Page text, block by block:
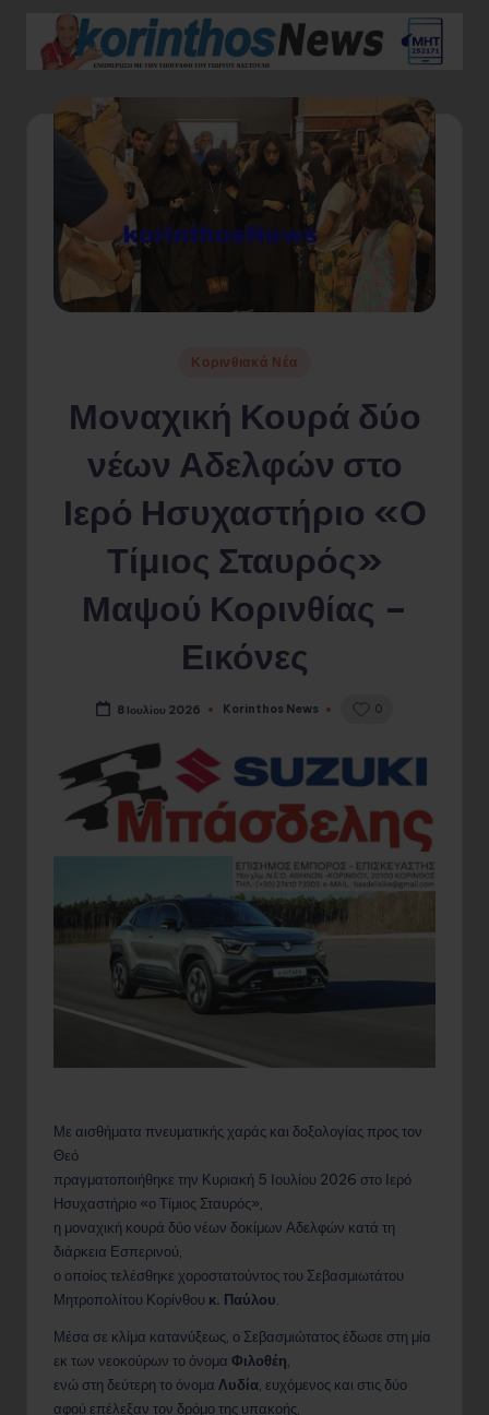
Μοναχική Κουρά δύο
νέων Αδελφών στο
Ιερό Ησυχαστήριο «Ο
Τίμιος Σταυρός»
Μαψού Κορινθίας –
Εικόνες
Με αισθήματα πνευματικής χαράς και δοξολογίας προς τον
Θεό
πραγματοποιήθηκε την Κυριακή 5 Ιουλίου 2026 στο Ιερό
Ησυχαστήριο «ο Τίμιος Σταυρός»,
η μοναχική κουρά δύο νέων δοκίμων Αδελφών κατά τη
διάρκεια Εσπερινού,
ο οποίος τελέσθηκε χοροστατούντος του Σεβασμιωτάτου
Μέσα σε κλίμα κατανύξεως, ο Σεβασμιώτατος έδωσε στη μία
εκ των νεοκούρων το όνομαΦιλοθέη,
ενώ στη δεύτερη το όνομαΛυδία, ευχόμενος και στις δύο